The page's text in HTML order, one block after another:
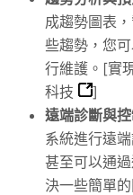
成趨勢圖表
些趨勢，您
行維護。[實
科技
]
遠端診斷與控
系統進行遠
甚至可以通
決一些簡單的